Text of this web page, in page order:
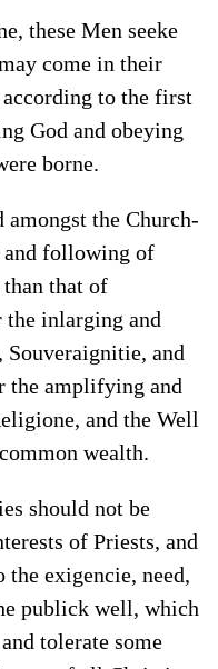
these Men seeke
come in their
to the first
God and obeying
borne.
the Church-
and following of
than that of
inlarging and
and
the amplifying and
and the Well
wealth.
should not be
of Priests, and
exigencie, need,
publick well, which
tolerate some